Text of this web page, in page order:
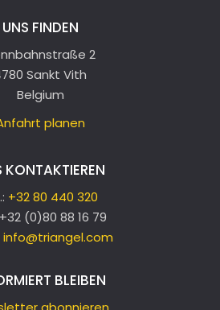
UNS FINDEN
2
Sankt Vith
Belgium
planen
KONTAKTIEREN
+32 80 440 320
+32 (0)80 88 16 79
info@triangel.com
BLEIBEN